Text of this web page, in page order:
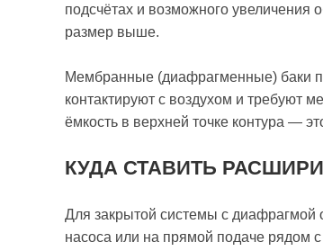
подсчётах и возможного
размер выше.
Мембранные (диафрагменные) баки
контактируют с воздухом и требуют
ёмкость в верхней точке контура —
КУДА СТАВИТЬ
Для закрытой системы с
насоса или на прямой подаче рядом